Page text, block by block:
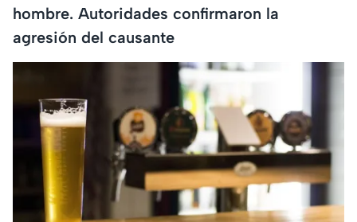
hombre. Autoridades confirmaron la
agresión del causante